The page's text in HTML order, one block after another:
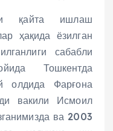
қайта ишлаш
ҳақида ёзилган
сабабли
Тошкентда
олдида Фарғона
вакили Исмоил
ва 2003